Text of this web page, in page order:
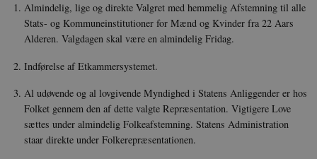
Almindelig, lige og direkte Valgret med hemmelig Af­stemning til alle
Stats- og Kommuneinstitutioner for Mænd og Kvinder fra 22 Aars
Alderen. Valgdagen skal være en almin­delig Fridag.
Indførelse af Etkammersystemet.
Al udøvende og al lovgivende Myndighed i Statens An­liggender er hos
Folket gennem den af dette valgte Repræsen­tation. Vigtigere Love
sættes under almindelig Folkeafstem­ning. Statens Administration
staar direkte under Folkerepræ­sentationen.